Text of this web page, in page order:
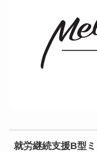
就労継続支援B型